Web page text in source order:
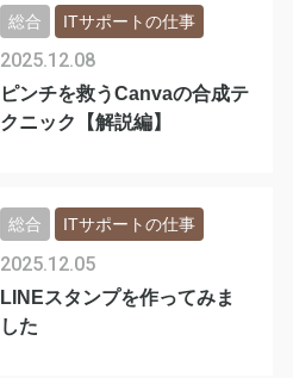
ピンチを救うCanvaの合成テ
クニック【解説編】
2025.12.08
総合 ITサポートの仕事
LINEスタンプを作ってみま
した
2025.12.05
総合 ITサポートの仕事